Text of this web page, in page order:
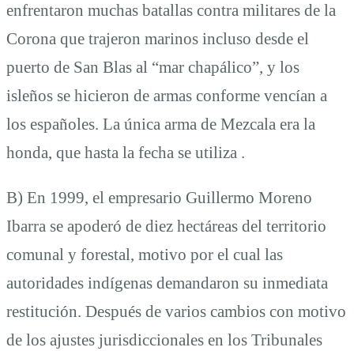
enfrentaron muchas batallas contra militares de la
Corona que trajeron marinos incluso desde el
puerto de San Blas al “mar chapálico”, y los
isleños se hicieron de armas conforme vencían a
los españoles. La única arma de Mezcala era la
honda, que hasta la fecha se utiliza .
B) En 1999, el empresario Guillermo Moreno
Ibarra se apoderó de diez hectáreas del territorio
comunal y forestal, motivo por el cual las
autoridades indígenas demandaron su inmediata
restitución. Después de varios cambios con motivo
de los ajustes jurisdiccionales en los Tribunales